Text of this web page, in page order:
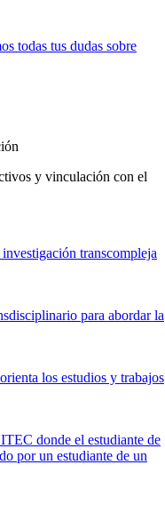
todas tus dudas sobre
y vinculación con el
transcompleja
para abordar la
los estudios y trabajos
donde el estudiante de
por un estudiante de un